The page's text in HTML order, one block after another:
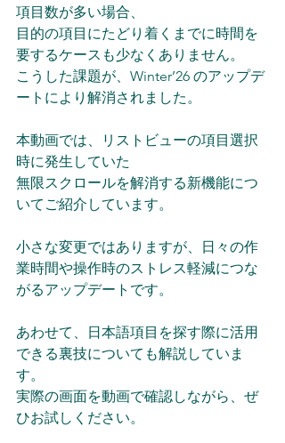
項目数が多い場合、
目的の項目にたどり着くまでに時間を
要するケースも少なくありません。
こうした課題が、Winter’26 のアップデ
ートにより解消されました。
本動画では、リストビューの項目選択
時に発生していた
無限スクロールを解消する新機能につ
いてご紹介しています。
小さな変更ではありますが、日々の作
業時間や操作時のストレス軽減につな
がるアップデートです。
あわせて、日本語項目を探す際に活用
できる裏技についても解説していま
す。
実際の画面を動画で確認しながら、ぜ
ひお試しください。